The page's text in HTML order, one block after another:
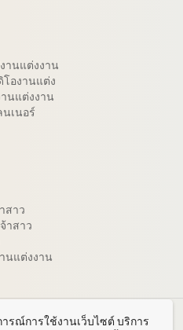
รณ์การใช้งานเว็บไซต์ บริการ
านแต่งงาน
โองานแต่ง
านแต่งงาน
นเนอร์
สาว
าสาว
นแต่งงาน